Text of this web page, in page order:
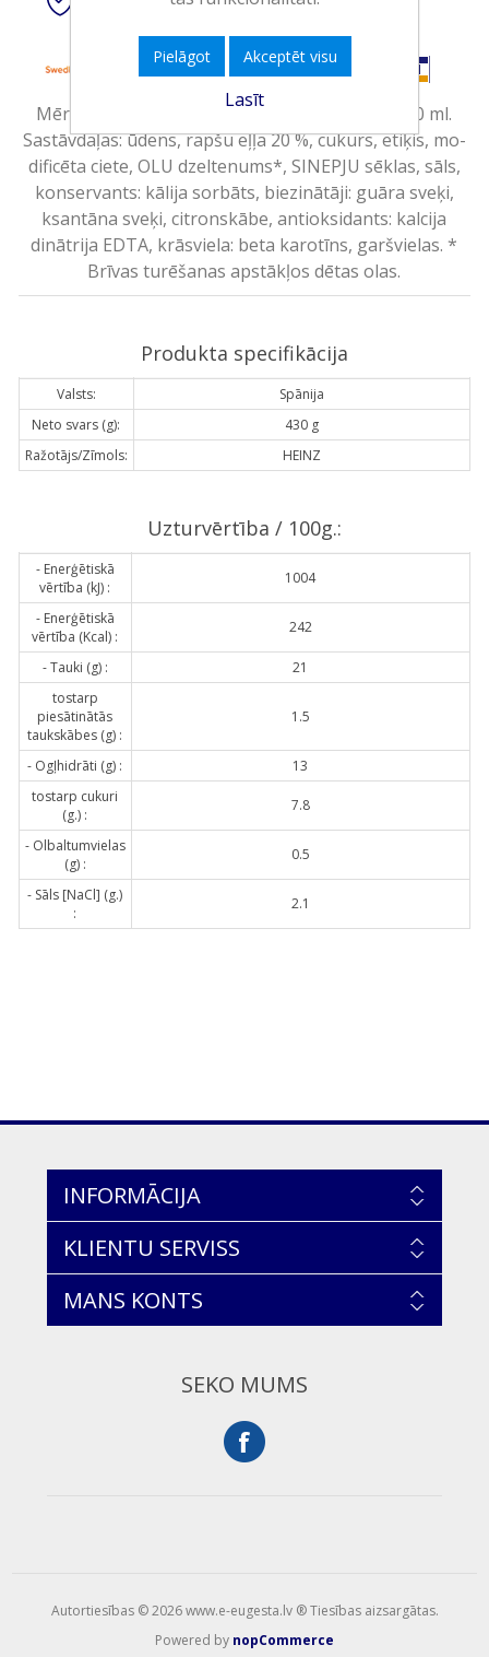
Mērce kartupeļiem Pommes Frites. Tilpums 400 ml.
Sastāvdaļas: ūdens, rapšu eļļa 20 %, cukurs, etiķis, mo-
dificēta ciete, OLU dzeltenums*, SINEPJU sēklas, sāls,
konservants: kālija sorbāts, biezinātāji: guāra sveķi,
ksantāna sveķi, citronskābe, antioksidants: kalcija
dinātrija EDTA, krāsviela: beta karotīns, garšvielas. *
Brīvas turēšanas apstākļos dētas olas.
Produkta specifikācija
Valsts:
Spānija
Neto svars (g):
430 g
Ražotājs/Zīmols:
HEINZ
Uzturvērtība / 100g.:
- Enerģētiskā
vērtība (kJ) :
1004
- Enerģētiskā
vērtība (Kcal) :
242
- Tauki (g) :
21
tostarp
piesātinātās
taukskābes (g) :
1.5
- Ogļhidrāti (g) :
13
tostarp cukuri
(g.) :
7.8
- Olbaltumvielas
(g) :
0.5
- Sāls [NaCl] (g.)
:
2.1
INFORMĀCIJA
KLIENTU SERVISS
MANS KONTS
SEKO MUMS
Autortiesības © 2026 www.e-eugesta.lv ® Tiesības aizsargātas.
Powered by nopCommerce
Pielāgot Akceptēt visu
Lasīt